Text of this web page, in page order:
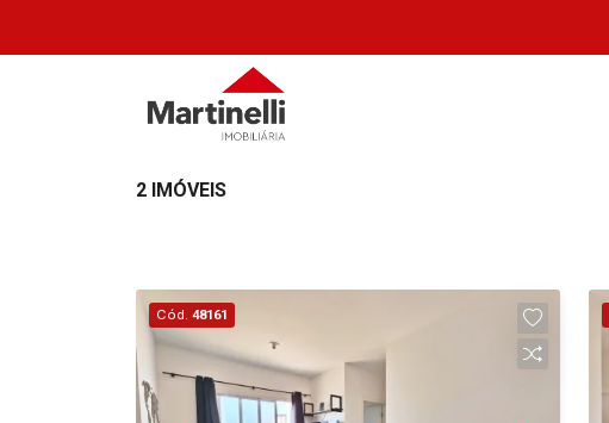
2 IMÓVEIS
Cód. 48161